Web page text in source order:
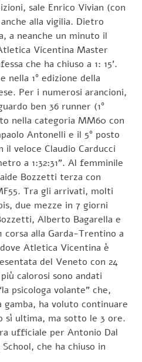
sale Enrico Vivian (con
alla vigilia. Dietro
a neanche un minuto il
Vicentina Master
che ha chiuso a 1: 15’.
nella 1° edizione della
Per i numerosi arancioni,
ben 36 runner (1°
nella categoria MM60 con
Antonelli e il 5° posto
il veloce Claudio Carducci
a 1:32:31”. Al femminile
Bozzetti terza con
Tra gli arrivati, molti
due mezze in 7 giorni
Alberto Bagarella e
corsa alla Garda-Trentino a
Atletica Vicentina è
del Veneto con 24
calorosi sono andati
psicologa volante” che,
ha voluto continuare
sì ultima, ma sotto le 3 ore.
ufficiale per Antonio Dal
che ha chiuso in